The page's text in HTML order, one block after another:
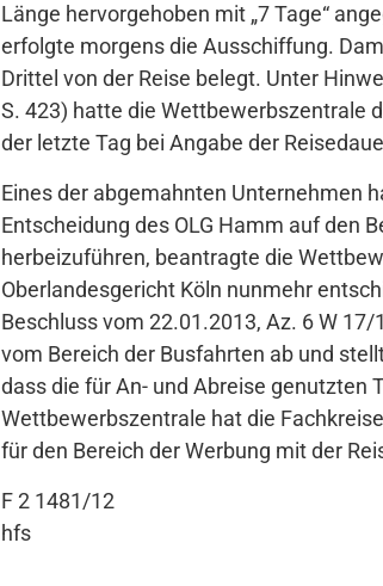
Länge hervorgehoben mit „7 Tage“
erfolgte morgens die Ausschiffung.
Drittel von der Reise belegt. Unter
S. 423) hatte die Wettbewerbszentrale
der letzte Tag bei Angabe der
Eines der abgemahnten Unternehmen
Entscheidung des OLG Hamm auf den
herbeizuführen, beantragte die
Oberlandesgericht Köln nunmehr
Beschluss vom 22.01.2013, Az. 6 W
vom Bereich der Busfahrten ab und
dass die für An- und Abreise genutzten
Wettbewerbszentrale hat die
für den Bereich der Werbung mit der
F 2 1481/12
hfs